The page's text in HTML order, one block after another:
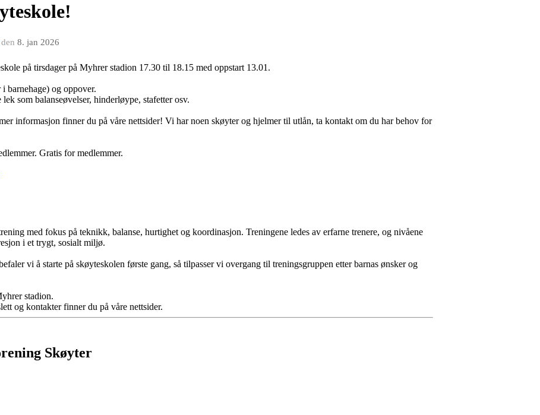
den 8. jan 2026
på tirsdager på Myhrer stadion 17.30 til 18.15 med oppstart 13.01.
barnehage) og oppover.
som balanseøvelser, hinderløype, stafetter osv.
informasjon finner du på våre nettsider! Vi har noen skøyter og hjelmer til utlån, ta kontakt om du har behov for
Gratis for medlemmer.
med fokus på teknikk, balanse, hurtighet og koordinasjon. Treningene ledes av erfarne trenere, og nivåene
i et trygt, sosialt miljø.
vi å starte på skøyteskolen første gang, så tilpasser vi overgang til treningsgruppen etter barnas ønsker og
stadion.
og kontakter finner du på våre nettsider.
Skøyter